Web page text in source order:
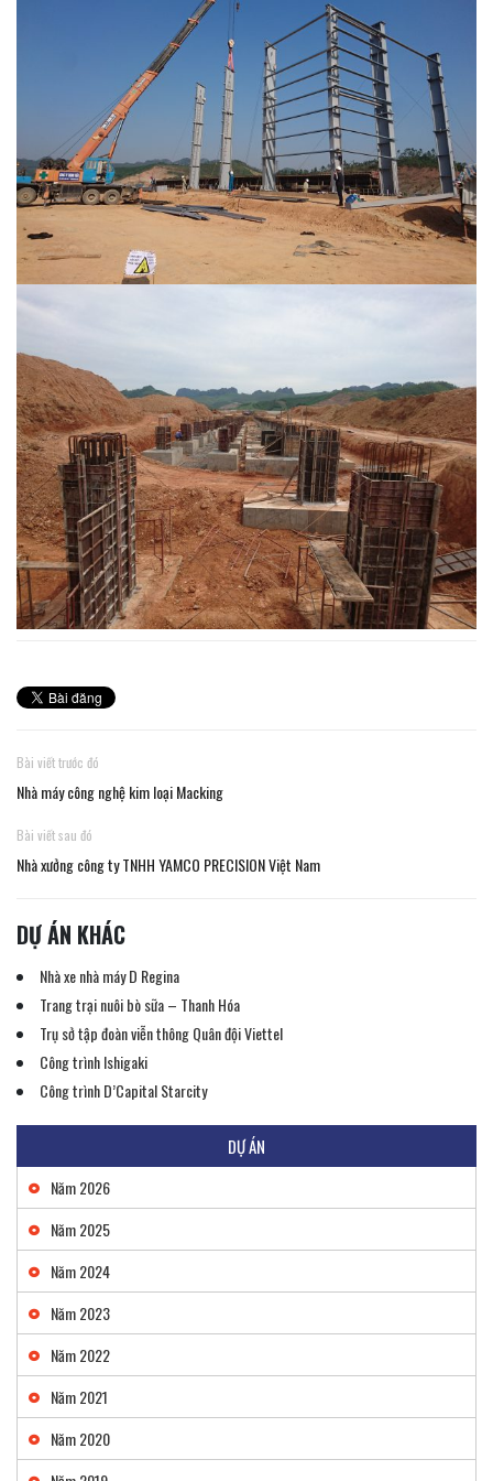
Bài viết trước đó
Nhà máy công nghệ kim loại Macking
Bài viết sau đó
Nhà xưởng công ty TNHH YAMCO PRECISION Việt Nam
DỰ ÁN KHÁC
Nhà xe nhà máy D Regina
Trang trại nuôi bò sữa – Thanh Hóa
Trụ sở tập đoàn viễn thông Quân đội Viettel
Công trình Ishigaki
Công trình D’Capital Starcity
DỰ ÁN
Năm 2026
Năm 2025
Năm 2024
Năm 2023
Năm 2022
Năm 2021
Năm 2020